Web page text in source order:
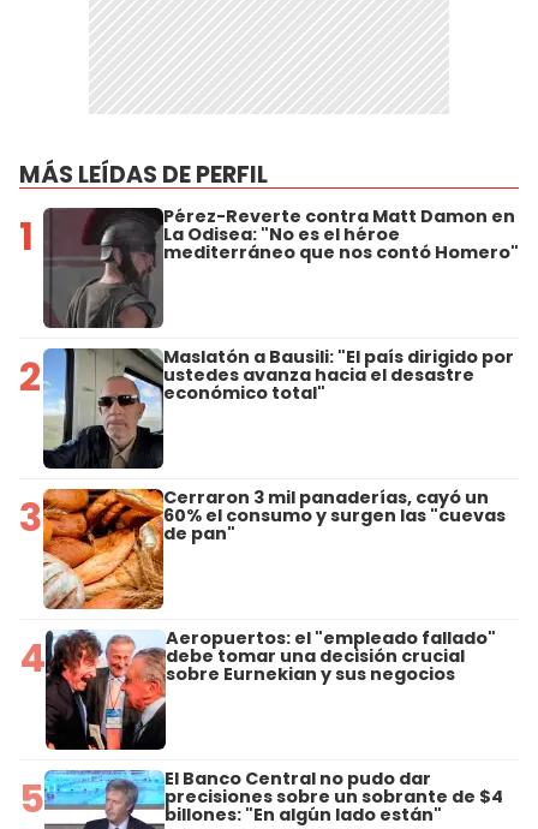
MÁS LEÍDAS DE PERFIL
1 Pérez-Reverte contra Matt Damon en
La Odisea: "No es el héroe
mediterráneo que nos contó Homero"
2 Maslatón a Bausili: "El país dirigido por
ustedes avanza hacia el desastre
económico total"
3 Cerraron 3 mil panaderías, cayó un
60% el consumo y surgen las "cuevas
de pan"
4 Aeropuertos: el "empleado fallado"
debe tomar una decisión crucial
sobre Eurnekian y sus negocios
5 El Banco Central no pudo dar
precisiones sobre un sobrante de $4
billones: "En algún lado están"